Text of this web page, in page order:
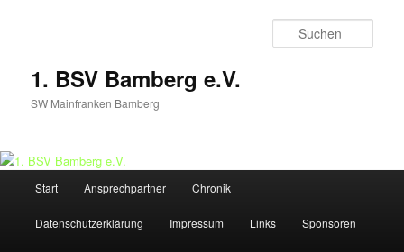
1. BSV Bamberg e.V.
SW Mainfranken Bamberg
Start Ansprechpartner Chronik
Datenschutzerklärung Impressum Links Sponsoren